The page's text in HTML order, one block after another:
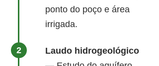
ponto do poço e área
irrigada.
Laudo hidrogeológico